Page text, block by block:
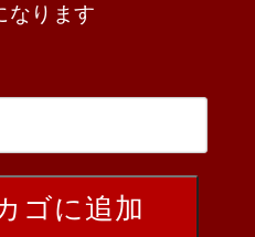
なります
ゴに追加